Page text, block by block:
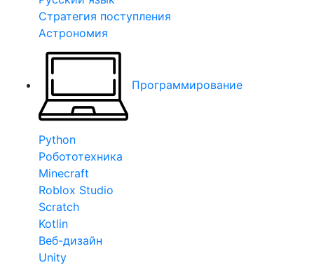
Стратегия поступления
Астрономия
Программирование
Python
Робототехника
Minecraft
Roblox Studio
Scratch
Kotlin
Веб-дизайн
Unity